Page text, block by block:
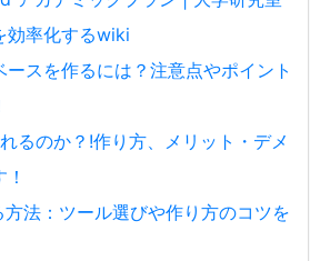
効率化するwiki
スを作るには？注意点やポイント
るのか？!作り方、メリット・デメ
法：ツール選びや作り方のコツを